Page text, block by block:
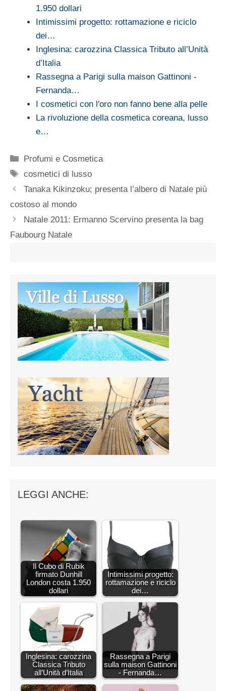
1.950 dollari
Intimissimi progetto: rottamazione e riciclo
dei…
Inglesina: carozzina Classica Tributo all’Unità
d’Italia
Rassegna a Parigi sulla maison Gattinoni -
Fernanda…
I cosmetici con l'oro non fanno bene alla pelle
La rivoluzione della cosmetica coreana, lusso
e…
Categorie
Profumi e Cosmetica
Tag
cosmetici di lusso
Tanaka Kikinzoku; presenta l’albero di Natale più
costoso al mondo
Natale 2011: Ermanno Scervino presenta la bag
Faubourg Natale
LEGGI ANCHE:
Il Cubo di Rubik
firmato Dunhill
London costa 1.950
dollari
Intimissimi progetto:
rottamazione e riciclo
dei…
Inglesina: carozzina
Classica Tributo
all’Unità d’Italia
Rassegna a Parigi
sulla maison Gattinoni
- Fernanda…